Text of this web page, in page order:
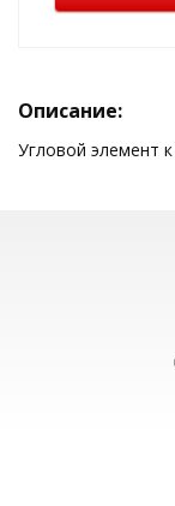
Описание:
Угловой элемент